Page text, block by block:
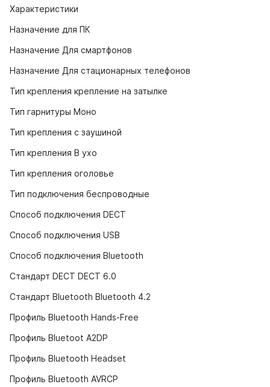
Характеристики
Назначение для ПК
Назначение Для смартфонов
Назначение Для стационарных телефонов
Тип крепления крепление на затылке
Тип гарнитуры Моно
Тип крепления с заушиной
Тип крепления В ухо
Тип крепления оголовье
Тип подключения беспроводные
Способ подключения DECT
Способ подключения USB
Способ подключения Bluetooth
Стандарт DECT DECT 6.0
Стандарт Bluetooth Bluetooth 4.2
Профиль Bluetooth Hands-Free
Профиль Bluetoot A2DP
Профиль Bluetooth Headset
Профиль Bluetooth AVRCP